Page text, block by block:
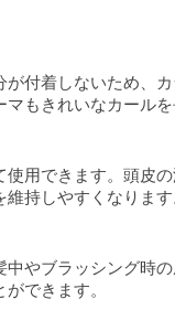
付着しないため、
もきれいなカール
用できます。頭皮
持しやすくなります
やブラッシング時
できます。